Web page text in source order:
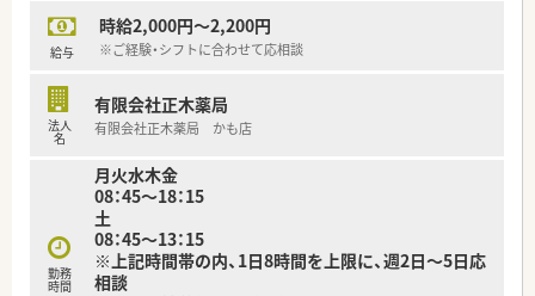
にしっかりと耳を傾けてくれるため、働きやすさは抜群です。
■奨学金返済手当などの経済的な支援が手厚く、年1回の昇給や
■地域の医療と福祉を総合的に支える事業展開を行っており、地
域貢献を肌で感じながら薬剤師として大きなやりがいを得られ
給与
時給2,000円～2,200円
※ご経験・シフトに合わせて応相談
法人
名
有限会社正木薬局
有限会社正木薬局 かも店
勤務
時間
月火水木金
08：45～18：15
土
08：45～13：15
※上記時間帯の内、1日8時間を上限に、週2日～5日応
相談